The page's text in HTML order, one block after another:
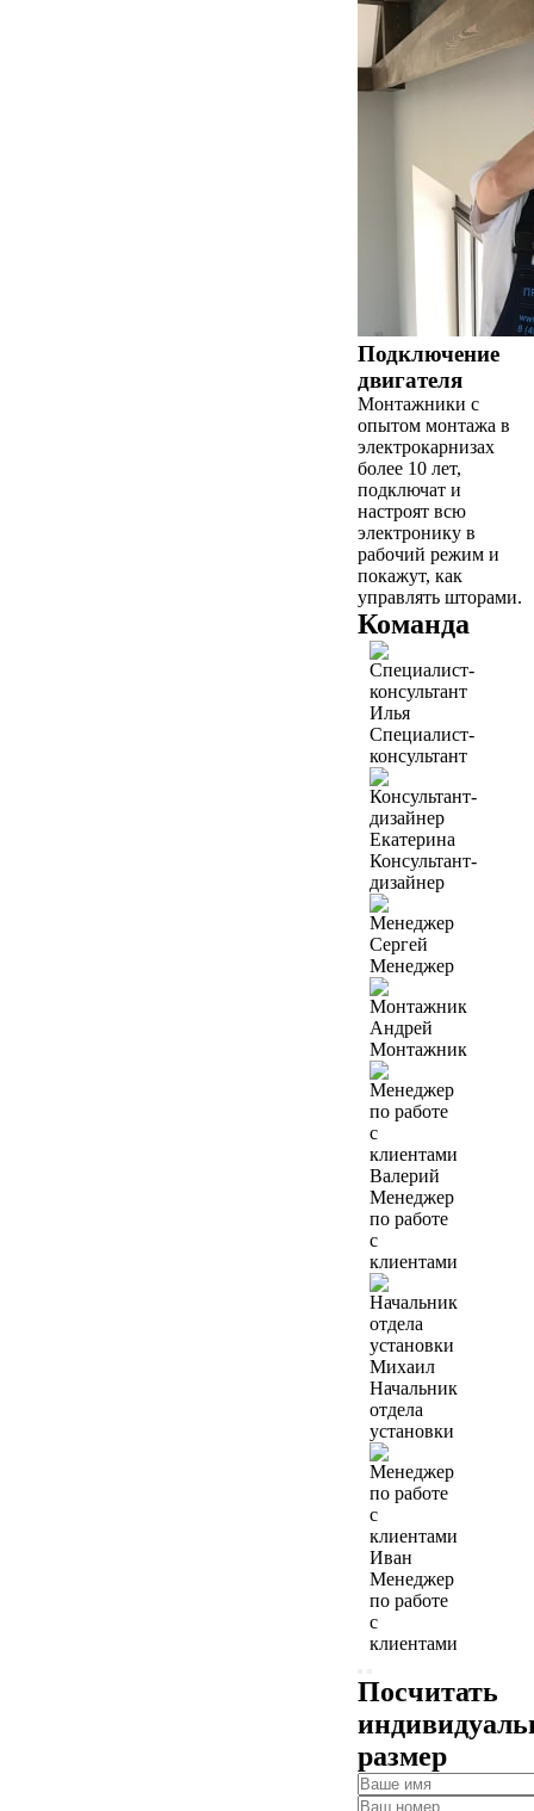
Подключение
двигателя
Монтажники с
опытом монтажа в
электрокарнизах
более 10 лет,
подключат и
настроят всю
электронику в
рабочий режим и
покажут, как
управлять шторами.
Команда
Илья
Специалист-
консультант
Екатерина
Консультант-
дизайнер
Сергей
Менеджер
Андрей
Монтажник
Валерий
Менеджер
по работе
с
клиентами
Михаил
Начальник
отдела
установки
Иван
Менеджер
по работе
с
клиентами
Посчитать
размер